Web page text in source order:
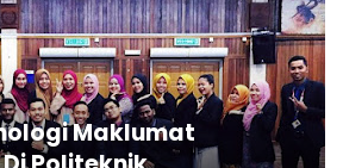
Maklumat